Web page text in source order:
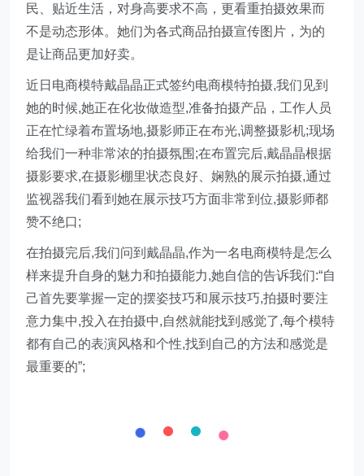
民、贴近生活，对身高要求不高，更看重拍摄效果而
不是动态形体。她们为各式商品拍摄宣传图片，为的
是让商品更加好卖。
近日电商模特戴晶晶正式签约电商模特拍摄,我们见到
她的时候,她正在化妆做造型,准备拍摄产品，工作人员
正在忙绿着布置场地,摄影师正在布光,调整摄影机;现场
给我们一种非常浓的拍摄氛围;在布置完后,戴晶晶根据
摄影要求,在摄影棚里状态良好、娴熟的展示拍摄,通过
监视器我们看到她在展示技巧方面非常到位,摄影师都
赞不绝口;
在拍摄完后,我们问到戴晶晶,作为一名电商模特是怎么
样来提升自身的魅力和拍摄能力,她自信的告诉我们:“自
己首先要掌握一定的摆姿技巧和展示技巧,拍摄时要注
意力集中,投入在拍摄中,自然就能找到感觉了,每个模特
都有自己的表演风格和个性,找到自己的方法和感觉是
最重要的”;